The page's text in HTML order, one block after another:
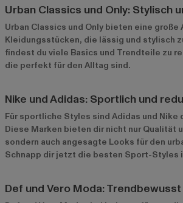
Urban Classics und Only: Stylisch
Urban Classics und Only bieten eine große
Kleidungsstücken, die lässig und stylisch
findest du viele Basics und Trendteile zu
die perfekt für den Alltag sind.
Nike und Adidas: Sportlich und
Für sportliche Styles sind Adidas und Nike
Diese Marken bieten dir nicht nur Qualität
sondern auch angesagte Looks für den
Schnapp dir jetzt die besten Sport-Styles
Def und Vero Moda: